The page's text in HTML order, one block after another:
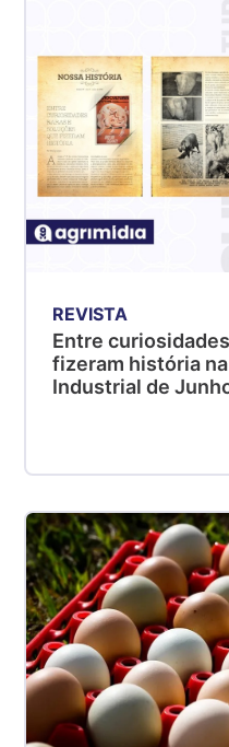
REVISTA
Entre
fizeram história
Industrial de